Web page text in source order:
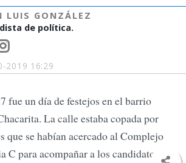
2019 16:29
LUIS GONZÁLEZ
de política.
fue un día de festejos en el barrio
La calle estaba copada por
que se habían acercado al Complejo
para acompañar a los candidatos del